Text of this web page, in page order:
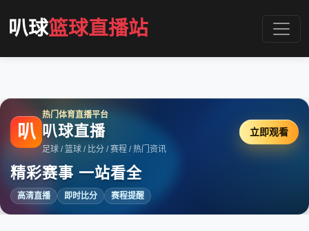
叭球篮球直播站
叭
热门体育直播平台
叭球直播
足球 / 篮球 / 比分 / 赛程 / 热门资讯
精彩赛事 一站看全
高清直播 即时比分 赛程提醒
立即观看